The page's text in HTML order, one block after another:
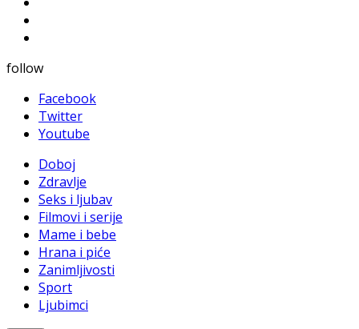
follow
Facebook
Twitter
Youtube
Doboj
Zdravlje
Seks i ljubav
Filmovi i serije
Mame i bebe
Hrana i piće
Zanimljivosti
Sport
Ljubimci